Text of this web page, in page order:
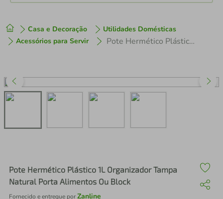
Casa e Decoração
Utilidades Domésticas
Acessórios para Servir
Pote Hermético Plástico 1L Organizador Tampa Natural Porta Alimentos Ou Block
Pote Hermético Plástico 1L Organizador Tampa
Natural Porta Alimentos Ou Block
Fornecido e entregue porZanline
1º tenis
3º perfume